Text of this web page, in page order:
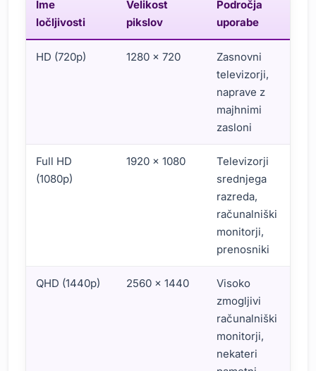
Ime
ločljivosti
Velikost
pikslov
Področja
uporabe
HD (720p) 1280 x 720
Zasnovni
televizorji,
naprave z
majhnimi
zasloni
Full HD
(1080p)
1920 x 1080
Televizorji
srednjega
razreda,
računalniški
monitorji,
prenosniki
QHD (1440p) 2560 x 1440
Visoko
zmogljivi
računalniški
monitorji,
nekateri